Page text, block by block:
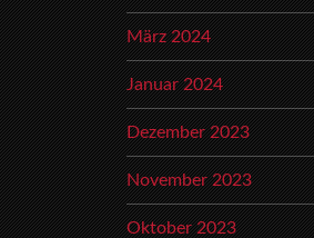
März 2024
Januar 2024
Dezember 2023
November 2023
Oktober 2023